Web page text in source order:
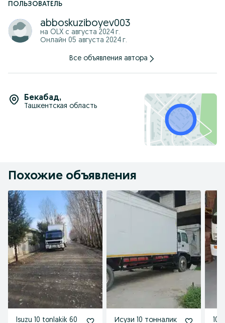
ПОЛЬЗОВАТЕЛЬ
abboskuziboyev003
на OLX с августа 2024 г.
Онлайн 05 августа 2024 г.
Все объявления автора
Бекабад,
Ташкентская область
Похожие объявления
Isuzu 10 tonlakik 60 Исузи 10 тонналик 10